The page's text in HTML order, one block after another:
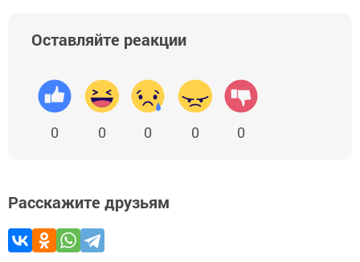
Оставляйте реакции
0 0 0 0 0
Расскажите друзьям